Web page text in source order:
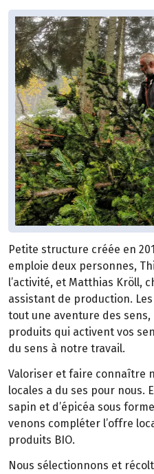
Petite structure créée en
emploie deux personnes,
l’activité, et Matthias Kröll,
assistant de production. Les
tout une aventure des
produits qui activent vos
du sens à notre travail.
Valoriser et faire connaître
locales a du ses pour nous.
sapin et d’épicéa sous
venons compléter l’offre
produits BIO.
Nous sélectionnons et